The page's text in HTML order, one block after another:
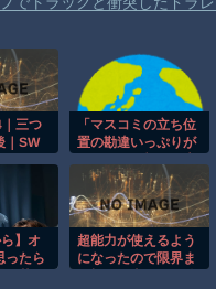
ンを特攻させるおそロシア。
玉突き事故に巻き込まれた
でなんと全巻100円ｗ
手1人が死亡、12人が負傷し
。今はもう合葬墓ばかり
ｗｗｗｗｗ
コラボ喫茶」をやらない理由
三つ
｜SW
「マスコミの立ち位
置の勘違いっぷりが
越キャスターの台詞
に視聴者絶句、高市
とトランプを同列視
させようという思惑
がひしひしと
ら】オ
ったら
超能力が使えるよう
になったので限界ま